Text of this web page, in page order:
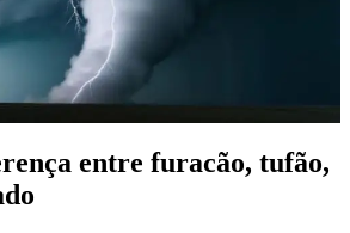
entre furacão, tufão,